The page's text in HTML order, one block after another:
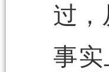
过，
事